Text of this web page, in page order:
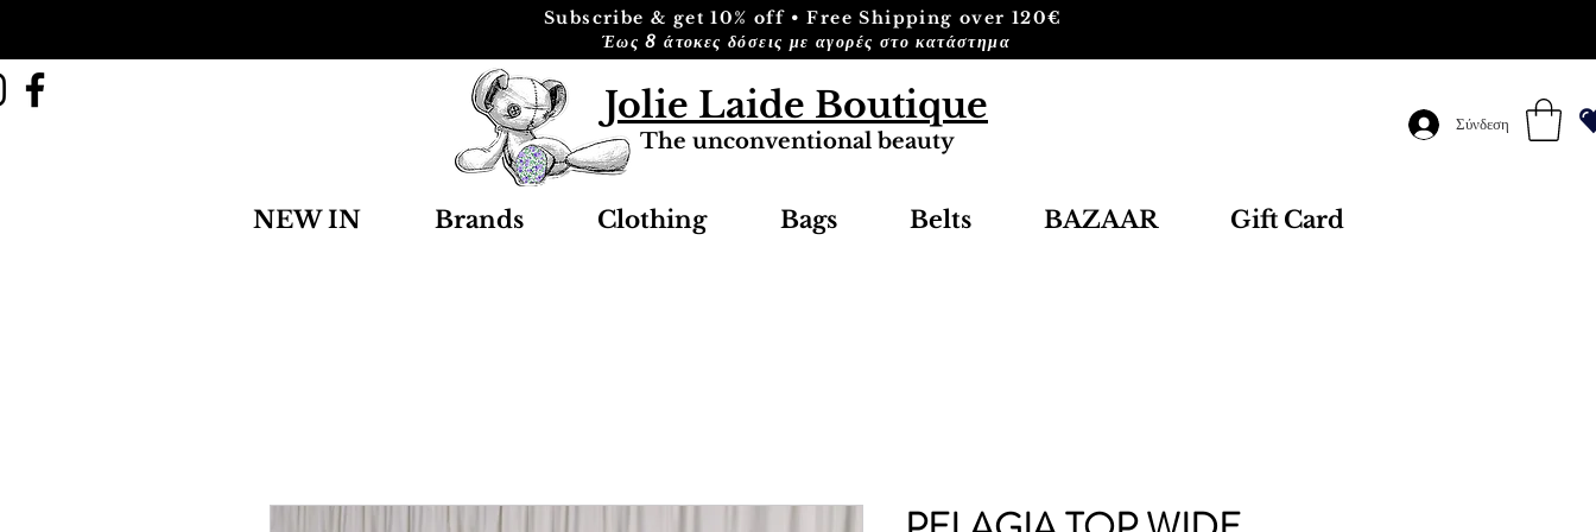
Subscribe & get 10% off • Free Shipping over 120€
Έως 8 άτοκες δόσεις με αγορές στο κατάστημα
Jolie Laide Boutique
The unconventional beauty
Σύνδεση
NEW IN Brands Clothing Bags Belts BAZAAR Gift Card